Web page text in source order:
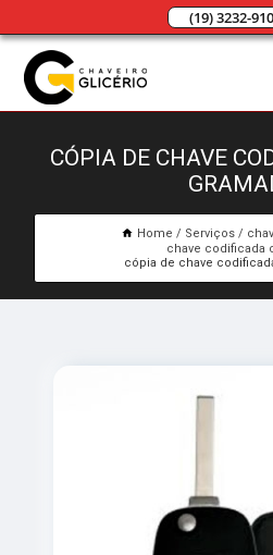
(19) 3232-
CÓPIA DE CHAVE
Home Serviços
chave codificada
cópia de chave